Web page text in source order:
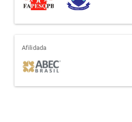
afiliada
Afilidada